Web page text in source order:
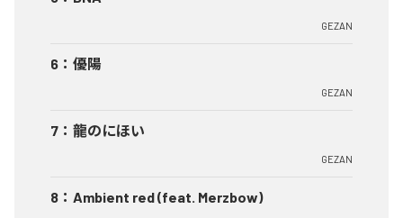
GEZAN
6 ： 優陽
GEZAN
7 ： 龍のにほい
GEZAN
8 ： Ambient red (feat. Merzbow)